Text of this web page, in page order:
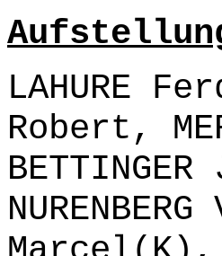
LAHURE
Robert,